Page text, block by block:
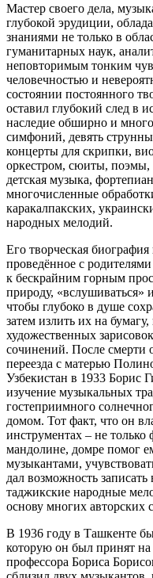
Мастер своего дела,
глубокой эрудиции,
знаниями не только в
гуманитарных наук,
неповторимым тонким
человечностью и
состоянии постоянного
оставил глубокий след в
наследие обширно и
симфоний, девять
концерты для скрипки,
оркестром, сюиты, поэмы,
детская музыка,
многочисленные
каракалпакских,
народных мелодий.
Его творческая
проведённое с
к бескрайним горным
природу, «вслушиваться»
чтобы глубоко в душе
затем излить их на
художественных
сочинений. После смерти
переезда с матерью
Узбекистан в 1933 Борис
изучение музыкальных
гостеприимного
домом. Тот факт, что он
инструментах – не только
мандолине, домре помог
музыкантами,
дал возможность
таджикские народные
основу многих авторских
В 1936 году в Ташкенте
которую он был принят на
профессора Бориса